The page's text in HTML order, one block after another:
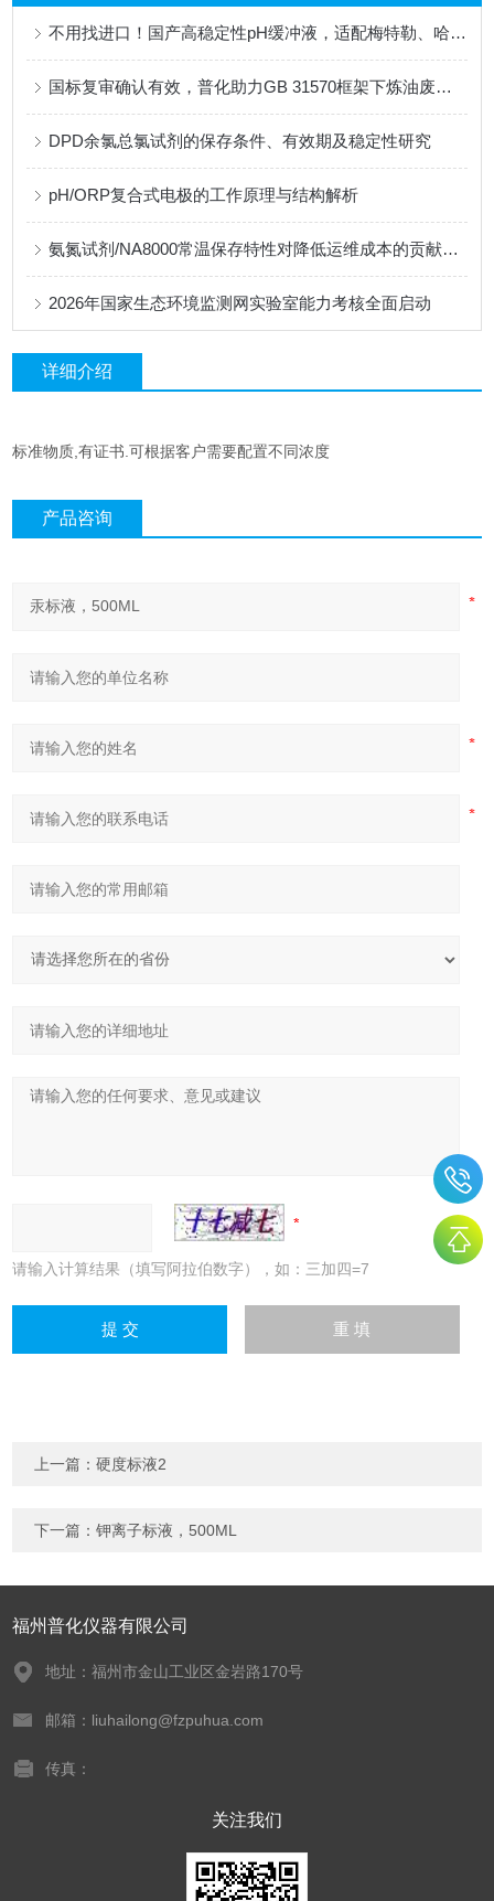
不用找进口！国产高稳定性pH缓冲液，适配梅特勒、哈希、雷磁全系设备
国标复审确认有效，普化助力GB 31570框架下炼油废水监测的合规性升级
DPD余氯总氯试剂的保存条件、有效期及稳定性研究
pH/ORP复合式电极的工作原理与结构解析
氨氮试剂/NA8000常温保存特性对降低运维成本的贡献分析
2026年国家生态环境监测网实验室能力考核全面启动
详细介绍
标准物质,有证书.可根据客户需要配置不同浓度
产品咨询
请输入计算结果（填写阿拉伯数字），如：三加四=7
上一篇：硬度标液2
下一篇：钾离子标液，500ML
福州普化仪器有限公司
地址：福州市金山工业区金岩路170号
邮箱：liuhailong@fzpuhua.com
传真：
关注我们